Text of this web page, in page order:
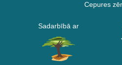
Cepures
Sadarbībā ar